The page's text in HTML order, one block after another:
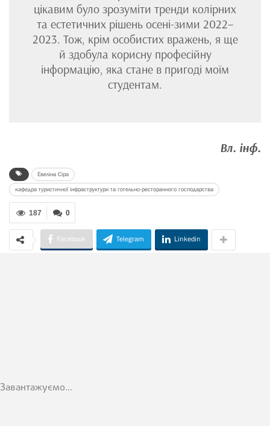
цікавим було зрозуміти тренди колірних
та естетичних рішень осені-зими 2022–
2023. Тож, крім особистих вражень, я ще
й здобула корисну професійну
інформацію, яка стане в пригоді моїм
студентам.
Вл. інф.
Евеліна Сіра
кафедра туристичної інфраструктури та готельно-ресторанного господарства
0
187
Facebook Telegram Linkedin
Завантажуємо...